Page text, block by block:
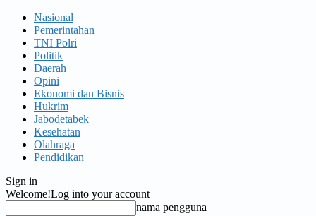
Nasional
Pemerintahan
TNI Polri
Politik
Daerah
Opini
Ekonomi dan Bisnis
Hukrim
Jabodetabek
Kesehatan
Olahraga
Pendidikan
Sign in
Welcome!Log into your account
nama pengguna